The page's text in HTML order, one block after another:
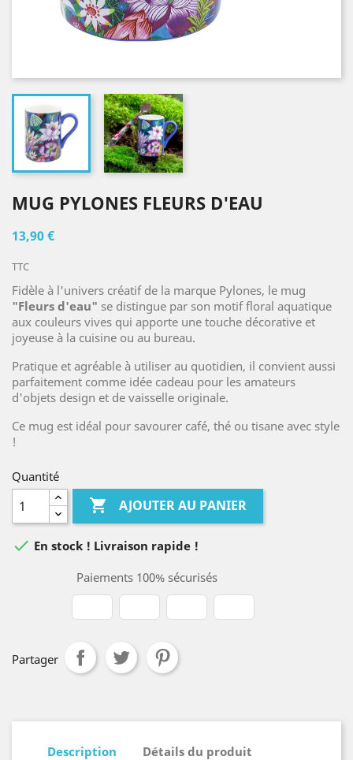
MUG PYLONES FLEURS D'EAU
13,90 €
TTC
Fidèle à l'univers créatif de la marque Pylones, le mug
"Fleurs d'eau" se distingue par son motif floral aquatique
aux couleurs vives qui apporte une touche décorative et
joyeuse à la cuisine ou au bureau.
Pratique et agréable à utiliser au quotidien, il convient aussi
parfaitement comme idée cadeau pour les amateurs
d'objets design et de vaisselle originale.
Ce mug est idéal pour savourer café, thé ou tisane avec style
!
Quantité
 AJOUTER AU PANIER
 En stock ! Livraison rapide !
Paiements 100% sécurisés
Partager
Description Détails du produit